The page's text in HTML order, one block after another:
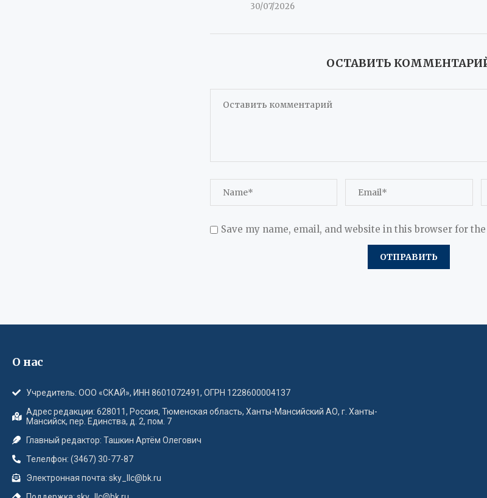
30/07/2026
ОСТАВИТЬ
Save my name, email, and website in this browser for
О нас
Учредитель: ООО «СКАЙ», ИНН 8601072491, ОГРН 1228600004137
Адрес редакции: 628011, Россия, Тюменская область, Ханты-Мансийский АО, г. Ханты-
Мансийск, пер. Единства, д. 2, пом. 7
Главный редактор: Ташкин Артём Олегович
Телелфон: (3467) 30-77-87
Электронная почта: sky_llc@bk.ru